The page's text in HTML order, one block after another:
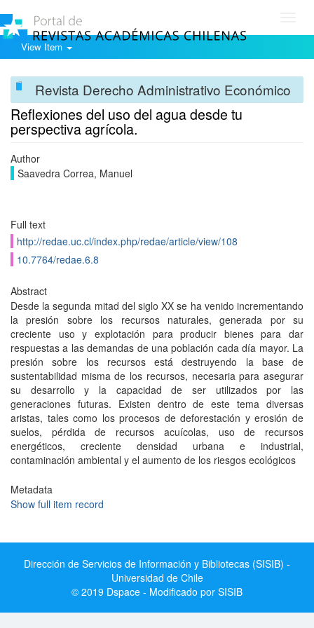
View Item
Revista Derecho Administrativo Económico
Reflexiones del uso del agua desde tu
perspectiva agrícola.
Author
Saavedra Correa, Manuel
Full text
http://redae.uc.cl/index.php/redae/article/view/108
10.7764/redae.6.8
Abstract
Desde la segunda mitad del siglo XX se ha venido incrementando
la presión sobre los recursos naturales, generada por su
creciente uso y explotación para producir bienes para dar
respuestas a las demandas de una población cada día mayor. La
presión sobre los recursos está destruyendo la base de
sustentabilidad misma de los recursos, necesaria para asegurar
su desarrollo y la capacidad de ser utilizados por las
generaciones futuras. Existen dentro de este tema diversas
aristas, tales como los procesos de deforestación y erosión de
suelos, pérdida de recursos acuícolas, uso de recursos
energéticos, creciente densidad urbana e industrial,
contaminación ambiental y el aumento de los riesgos ecológicos
Metadata
Show full item record
Dirección de Servicios de Información y Bibliotecas (SISIB) -
Universidad de Chile
© 2019 Dspace - Modificado por SISIB